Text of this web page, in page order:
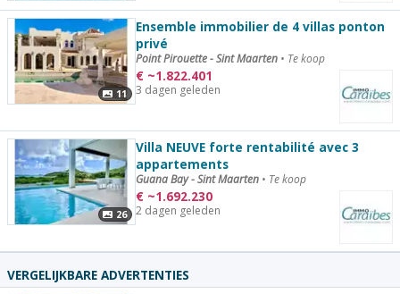
11
Ensemble immobilier de 4 villas ponton
privé
Point Pirouette - Sint Maarten • Te koop
€ ~1.822.401
3 dagen geleden
26
Villa NEUVE forte rentabilité avec 3
appartements
Guana Bay - Sint Maarten • Te koop
€ ~1.692.230
2 dagen geleden
VERGELIJKBARE ADVERTENTIES